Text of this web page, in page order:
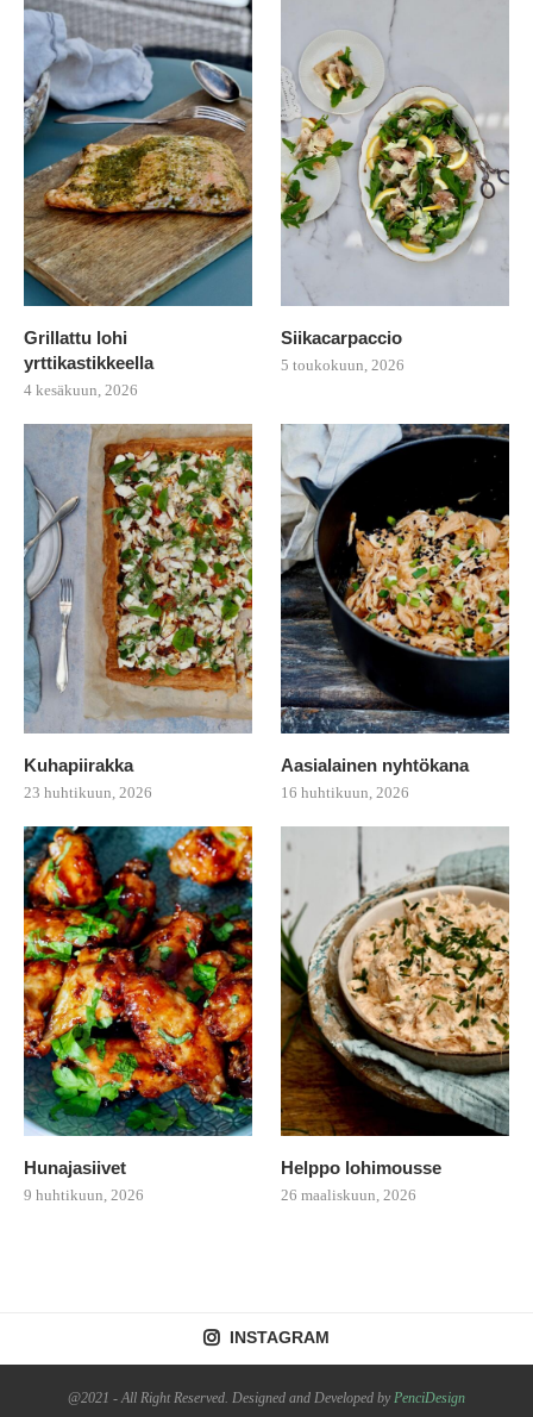
Grillattu lohi
yrttikastikkeella
4 kesäkuun, 2026
Siikacarpaccio
5 toukokuun, 2026
Kuhapiirakka
23 huhtikuun, 2026
Aasialainen nyhtökana
16 huhtikuun, 2026
Hunajasiivet
9 huhtikuun, 2026
Helppo lohimousse
26 maaliskuun, 2026
INSTAGRAM
@2021 - All Right Reserved. Designed and Developed by PenciDesign